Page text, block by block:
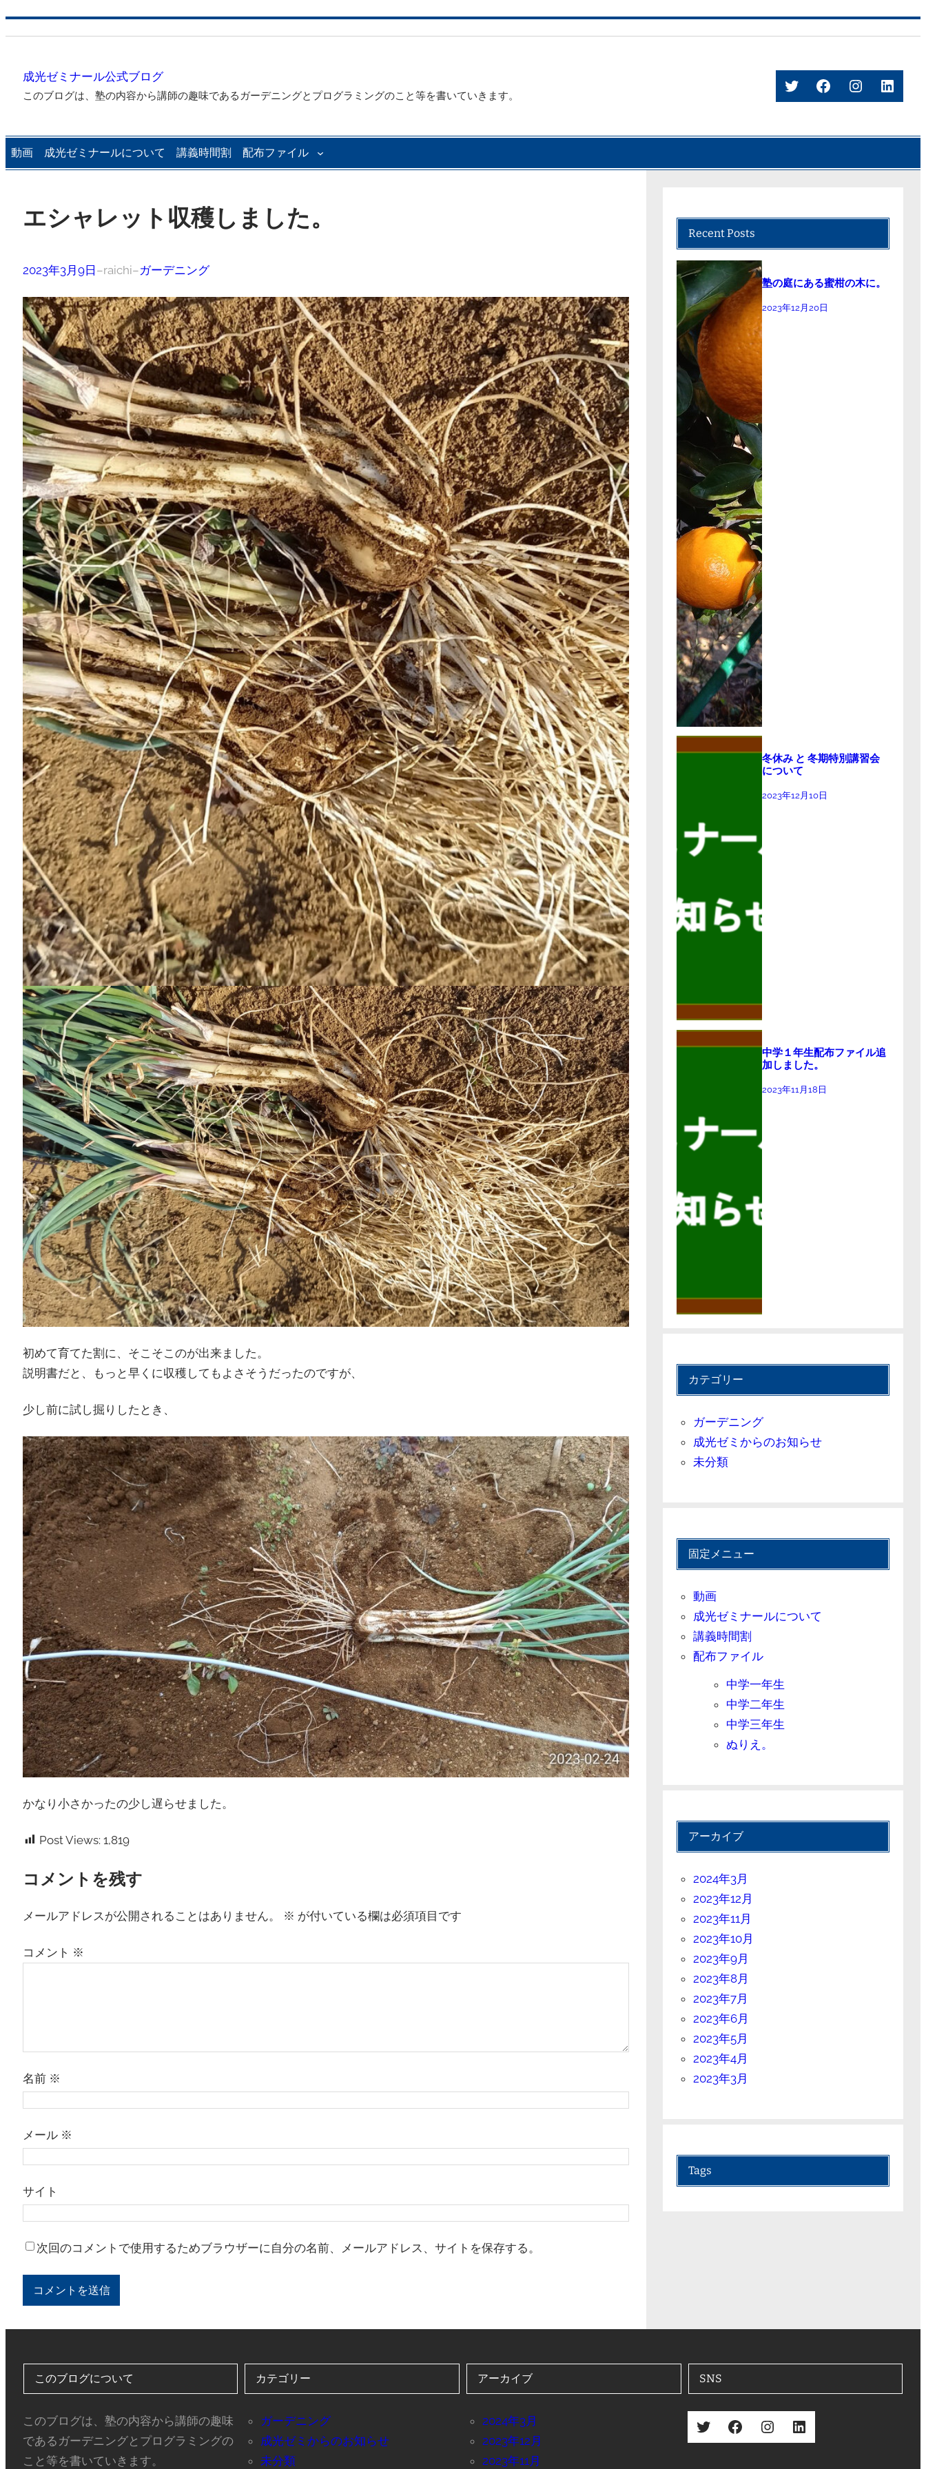
プ
成光ゼミナール公式ブログ
このブログは、塾の内容から講師の趣味であるガーデニングとプログラミングのこと等を書いていきます。
TwitterFacebook
Instagram
動画 成光ゼミナールについて 講義時間割 配布ファイル
エシャレット収穫しました。
2023年3月9日 –raichi–ガーデニング
初めて育てた割に、そこそこのが出来ました。
説明書だと、もっと早くに収穫してもよさそうだったのですが、
少し前に試し掘りしたとき、
かなり小さかったの少し遅らせました。
Post Views: 1,819
コメントを残す
メールアドレスが公開されることはありません。 ※ が付いている欄は必須項目です
コメント ※
名前 ※
メール ※
サイト
次回のコメントで使用するためブラウザーに自分の名前、メールアドレス、サイトを保存する。
Recent Posts
塾の庭にある蜜柑の木に。
2023年12月20日
冬休み と 冬期特別講習会
について
2023年12月10日
中学１年生配布ファイル追
加しました。
2023年11月18日
カテゴリー
ガーデニング
成光ゼミからのお知らせ
未分類
固定メニュー
動画
成光ゼミナールについて
講義時間割
配布ファイル
中学一年生
中学二年生
中学三年生
ぬりえ。
アーカイブ
2024年3月
2023年12月
2023年11月
2023年10月
2023年9月
2023年8月
2023年7月
2023年6月
2023年5月
2023年4月
2023年3月
Tags
このブログについて
このブログは、塾の内容から講師の趣味
であるガーデニングとプログラミングの
こと等を書いていきます。
カテゴリー
ガーデニング
成光ゼミからのお知らせ
未分類
アーカイブ
2024年3月
2023年12月
2023年11月
SNS
Twitter Facebook Instagram LinkedIn